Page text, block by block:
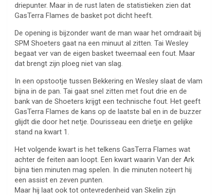
driepunter. Maar in de rust laten de statistieken zien dat
GasTerra Flames de basket pot dicht heeft.
De opening is bijzonder want de man waar het omdraait bij
SPM Shoeters gaat na een minuut al zitten. Tai Wesley
begaat ver van de eigen basket tweemaal een fout. Maar
dat brengt zijn ploeg niet van slag.
In een opstootje tussen Bekkering en Wesley slaat de vlam
bijna in de pan. Tai gaat snel zitten met fout drie en de
bank van de Shoeters krijgt een technische fout. Het geeft
GasTerra Flames de kans op de laatste bal en in de buzzer
glijdt die door het netje. Dourisseau een drietje en gelijke
stand na kwart 1.
Het volgende kwart is het telkens GasTerra Flames wat
achter de feiten aan loopt. Een kwart waarin Van der Ark
bijna tien minuten mag spelen. In die minuten noteert hij
een assist en zeven punten.
Maar hij laat ook tot ontevredenheid van Skelin zijn